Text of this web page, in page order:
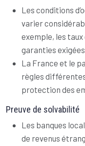
Les conditions
varier
exemple, les
garanties
La France et le
règles
protection des
Preuve de solvabilité
Les banques
de revenus